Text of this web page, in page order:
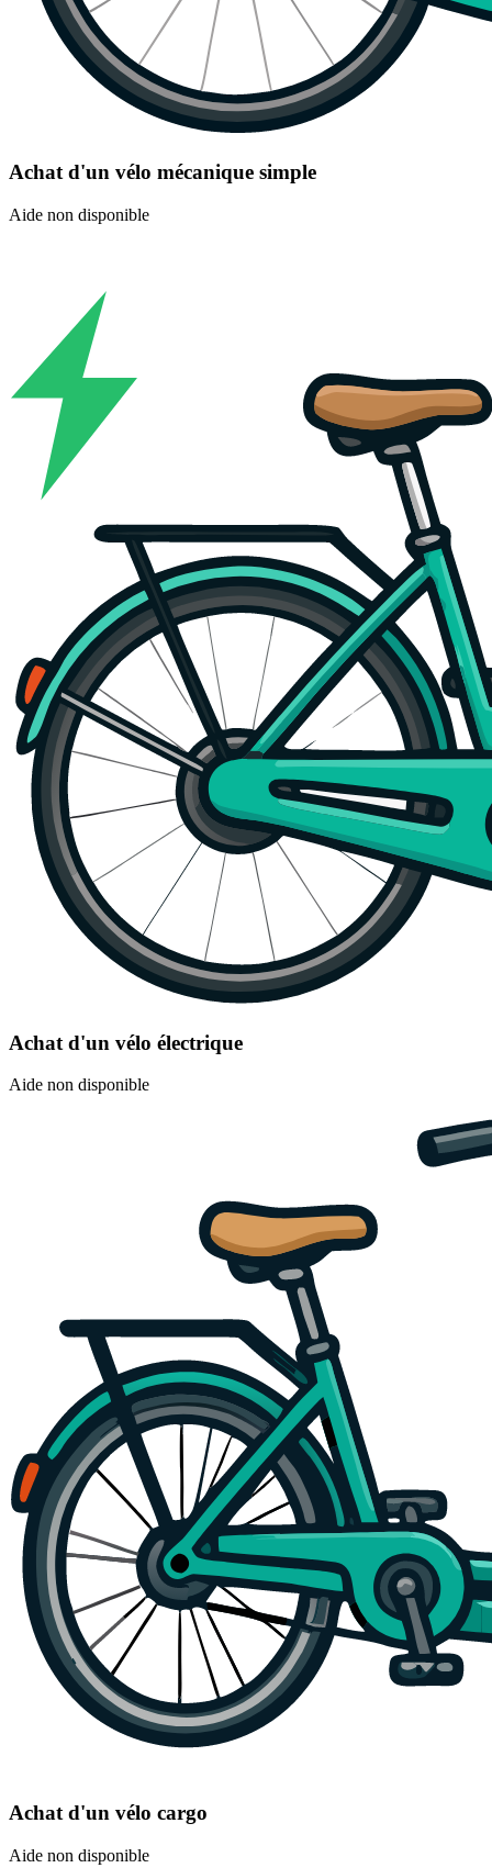
Achat d'un vélo mécanique simple
Aide non disponible
Achat d'un vélo électrique
Aide non disponible
Achat d'un vélo cargo
Aide non disponible